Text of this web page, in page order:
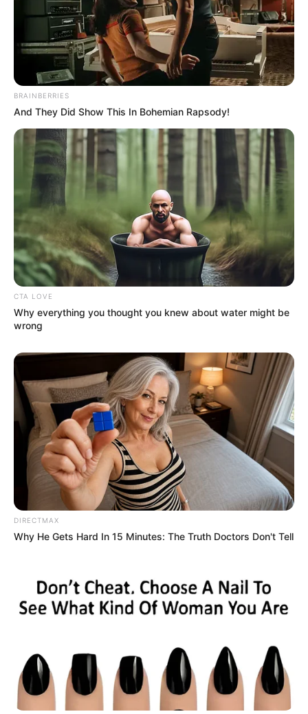
BRAINBERRIES
And They Did Show This In Bohemian Rapsody!
CTA LOVE
Why everything you thought you knew about water might be
wrong
DIRECTMAX
Why He Gets Hard In 15 Minutes: The Truth Doctors Don't Tell